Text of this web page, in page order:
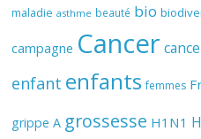
maladie asthme beauté bio
campagne Cancer
enfant enfants femmes
grippe A grossesse H1N1